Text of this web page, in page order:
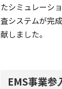
たシミュレーシ
査システムが完
献しました。
EMS事業参